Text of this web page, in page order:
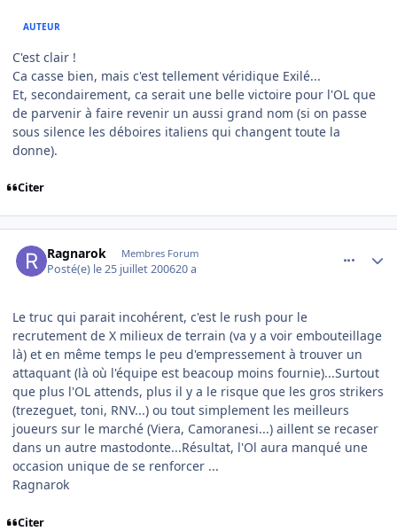
AUTEUR
C'est clair !
Ca casse bien, mais c'est tellement véridique Exilé...
Et, secondairement, ca serait une belle victoire pour l'OL que
de parvenir à faire revenir un aussi grand nom (si on passe
sous silence les déboires italiens qui changent toute la
donne).
Citer
Ragnarok Membres Forum
Posté(e) le 25 juillet 200620 a
Le truc qui parait incohérent, c'est le rush pour le
recrutement de X milieux de terrain (va y a voir embouteillage
là) et en même temps le peu d'empressement à trouver un
attaquant (là où l'équipe est beacoup moins fournie)...Surtout
que plus l'OL attends, plus il y a le risque que les gros strikers
(trezeguet, toni, RNV...) ou tout simplement les meilleurs
joueurs sur le marché (Viera, Camoranesi...) aillent se recaser
dans un autre mastodonte...Résultat, l'Ol aura manqué une
occasion unique de se renforcer ...
Ragnarok
Citer